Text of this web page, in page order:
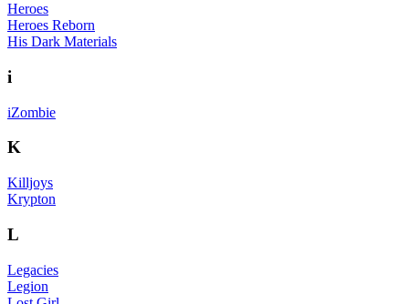
Heroes
Heroes Reborn
His Dark Materials
i
iZombie
K
Killjoys
Krypton
L
Legacies
Legion